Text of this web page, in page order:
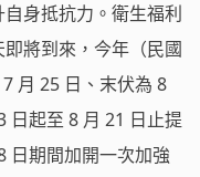
身抵抗力。衛生福利
將到來，今年（民國
月 25 日、末伏為 8
日起至 8 月 21 日止提
日期間加開一次加強